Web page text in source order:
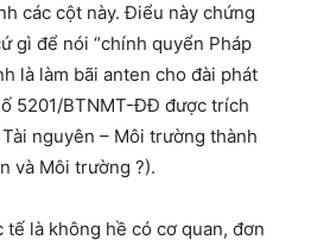
các cột này. Điểu này chứng
gì để nói “chính quyển Pháp
là làm bãi anten cho đài phát
5201/BTNMT-ĐĐ được trích
nguyên – Môi trường thành
và Môi trường ?).
là không hề có cơ quan, đơn